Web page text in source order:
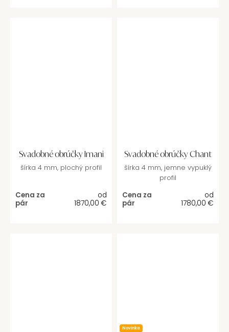
Svadobné obrúčky Imani
šírka 4 mm, plochý profil
Cena za
pár
od
1870,00 €
Svadobné obrúčky Chant
šírka 4 mm, jemne vypuklý
profil
Cena za
pár
od
1780,00 €
Novinka